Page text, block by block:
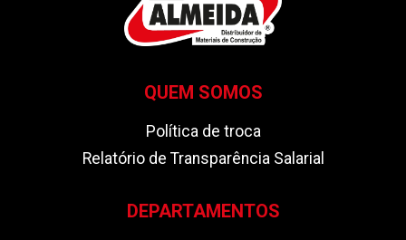
QUEM SOMOS
Política de troca
Relatório de Transparência Salarial
DEPARTAMENTOS